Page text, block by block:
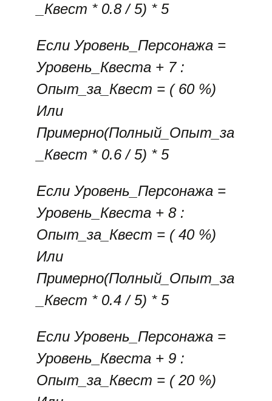
_Квест * 0.8 / 5) * 5
Если Уровень_Персонажа =
Уровень_Квеста + 7 :
Опыт_за_Квест = ( 60 %)
Или
Примерно(Полный_Опыт_за
_Квест * 0.6 / 5) * 5
Если Уровень_Персонажа =
Уровень_Квеста + 8 :
Опыт_за_Квест = ( 40 %)
Или
Примерно(Полный_Опыт_за
_Квест * 0.4 / 5) * 5
Если Уровень_Персонажа =
Уровень_Квеста + 9 :
Опыт_за_Квест = ( 20 %)